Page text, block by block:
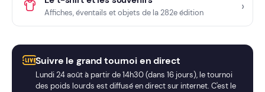
Affiches, éventails et objets de la 282e édition
Suivre le grand tournoi en direct
Lundi 24 août à partir de 14h30 (dans 16 jours), le tournoi
des poids lourds est diffusé en direct sur internet. C'est le